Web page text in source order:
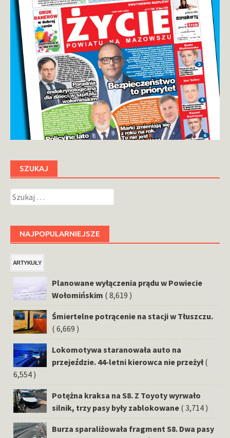
SZUKAJ
Szukaj:
NAJPOPULARNIEJSZE
ARTYKUŁY
Planowane wyłączenia prądu w Powiecie
Wołomińskim ( 8,619 )
Śmiertelne potrącenie na stacji w Tłuszczu.
( 6,669 )
Lokomotywa staranowała auto na
przejeździe. 44-letni kierowca nie przeżył (
6,554 )
Potężna kraksa na S8. Z Toyoty wyrwało
silnik, trzy pasy były zablokowane ( 3,714 )
Burza sparaliżowała fragment S8. Dwa pasy